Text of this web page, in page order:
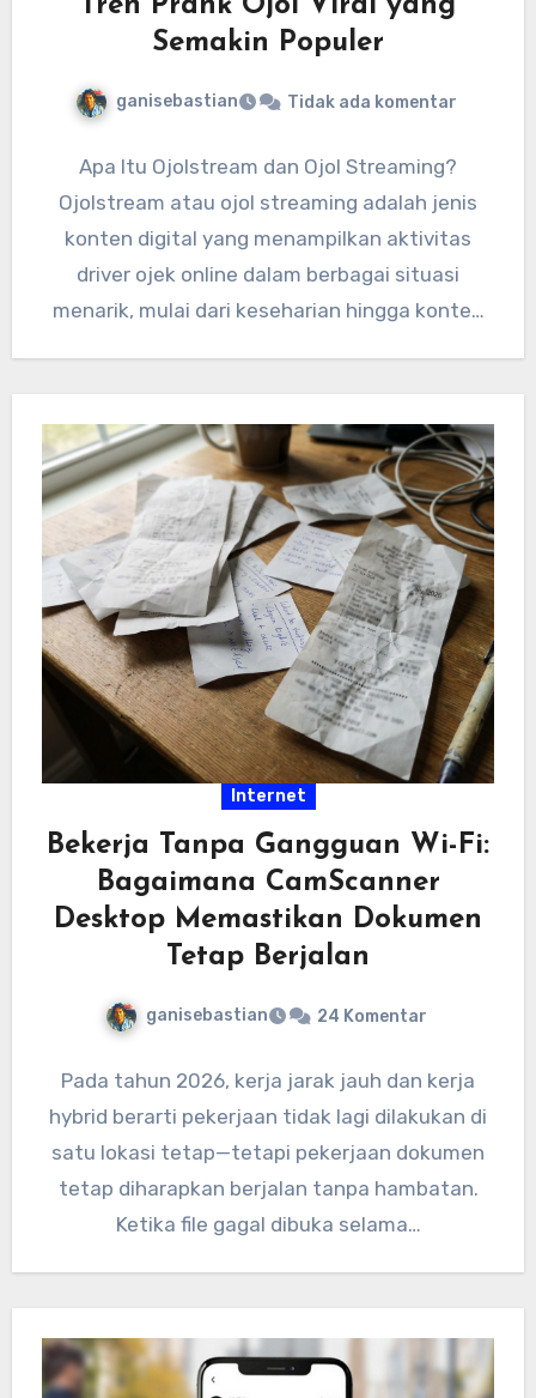
Tren Prank Ojol Viral yang
Semakin Populer
ganisebastian Tidak ada komentar
Apa Itu Ojolstream dan Ojol Streaming?
Ojolstream atau ojol streaming adalah jenis
konten digital yang menampilkan aktivitas
driver ojek online dalam berbagai situasi
menarik, mulai dari keseharian hingga konten
Internet
Bekerja Tanpa Gangguan Wi-Fi:
Bagaimana CamScanner
Desktop Memastikan Dokumen
Tetap Berjalan
ganisebastian 24 Komentar
Pada tahun 2026, kerja jarak jauh dan kerja
hybrid berarti pekerjaan tidak lagi dilakukan di
satu lokasi tetap—tetapi pekerjaan dokumen
tetap diharapkan berjalan tanpa hambatan.
Ketika file gagal dibuka selama…